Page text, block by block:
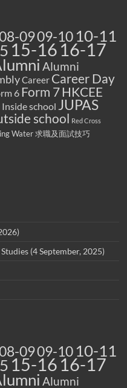
0909-10 10-11
15-1616-17
Alumni
Career Career Day
6 Form 7HKCEE
Inside school JUPAS
school Red Cross
Water 求職及面試技巧
(4 September, 2025)
0909-10 10-11
15-1616-17
Alumni